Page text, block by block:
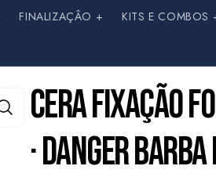
FINALIZAÇÂO + KITS E COMBOS
CERA FIXAÇÃO
· DANGER